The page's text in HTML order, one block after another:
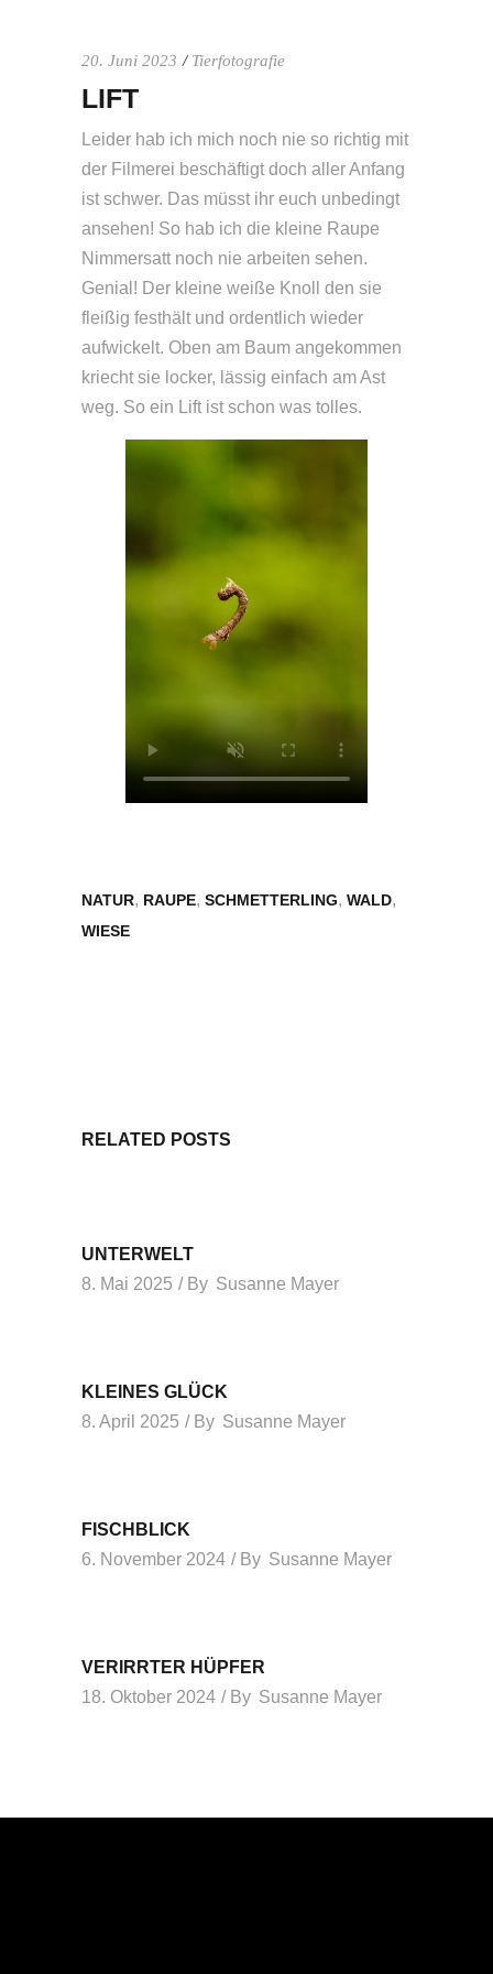
20. Juni 2023 Tierfotografie
LIFT
Leider hab ich mich noch nie so richtig mit
der Filmerei beschäftigt doch aller Anfang
ist schwer. Das müsst ihr euch unbedingt
ansehen! So hab ich die kleine Raupe
Nimmersatt noch nie arbeiten sehen.
Genial! Der kleine weiße Knoll den sie
fleißig festhält und ordentlich wieder
aufwickelt. Oben am Baum angekommen
kriecht sie locker, lässig einfach am Ast
weg. So ein Lift ist schon was tolles.
NATUR, RAUPE, SCHMETTERLING, WALD,
WIESE
RELATED POSTS
UNTERWELT
8. Mai 2025
By Susanne Mayer
KLEINES GLÜCK
8. April 2025
By Susanne Mayer
FISCHBLICK
6. November 2024
By Susanne Mayer
VERIRRTER HÜPFER
18. Oktober 2024
By Susanne Mayer